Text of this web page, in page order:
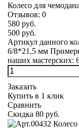
Колесо для
Отзывов: 0
580 руб.
500 руб.
Артикул данного
6/8*21,5 мм
наших мастерских:
Заказать
Купить в 1 клик
Сравнить
Скидка 80 руб.